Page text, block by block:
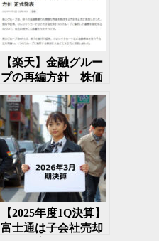
【楽天】金融グルー
プの再編方針 株価
【2025年度1Q決算】
富士通は子会社売却